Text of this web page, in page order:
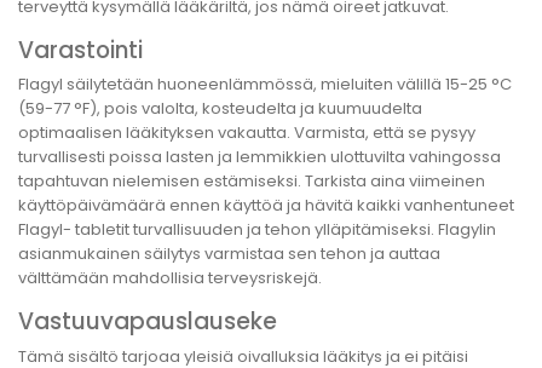
terveyttä kysymällä lääkäriltä, jos nämä oireet jatkuvat.
Varastointi
Flagyl säilytetään huoneenlämmössä, mieluiten välillä 15-25 °C
(59-77 °F), pois valolta, kosteudelta ja kuumuudelta
optimaalisen lääkityksen vakautta. Varmista, että se pysyy
turvallisesti poissa lasten ja lemmikkien ulottuvilta vahingossa
tapahtuvan nielemisen estämiseksi. Tarkista aina viimeinen
käyttöpäivämäärä ennen käyttöä ja hävitä kaikki vanhentuneet
Flagyl- tabletit turvallisuuden ja tehon ylläpitämiseksi. Flagylin
asianmukainen säilytys varmistaa sen tehon ja auttaa
välttämään mahdollisia terveysriskejä.
Vastuuvapauslauseke
Tämä sisältö tarjoaa yleisiä oivalluksia lääkitys ja ei pitäisi